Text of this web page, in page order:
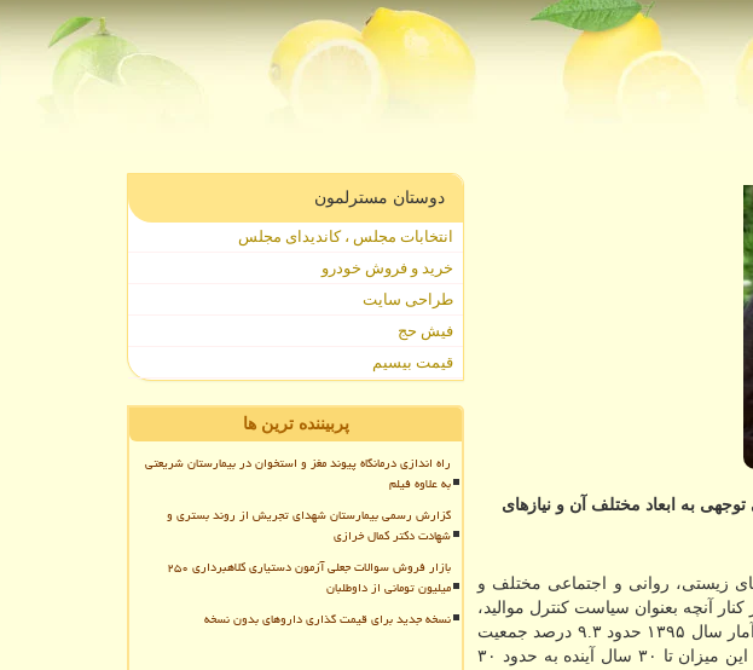
به ابعاد مختلف آن و نیازهای
زیستی، روانی و اجتماعی مختلف و
آنچه بعنوان سیاست كنترل موالید،
اجرایی شده منجر به افزایش جمعیت سالمندان در ایران و جهان گردیده است. وی ادامه داد: طبق آخرین آمار سال ۱۳۹۵ حدود ۹.۳ درصد جمعیت
كشور بالای ۶۰ سال سن دارند. یعنی ۷.۴ میلیون نفر سالمند در كشور وجود دارد و پیش بینی می شود كه این میزان تا ۳۰ سال آینده به حدود ۳۰
دوستان مسترلمون
انتخابات مجلس ، کاندیدای مجلس
خرید و فروش خودرو
طراحی سایت
فیش حج
قیمت بیسیم
پربیننده ترین ها
راه اندازی درمانگاه پیوند مغز و استخوان در بیمارستان شریعتی
به علاوه فیلم
گزارش رسمی بیمارستان شهدای تجریش از روند بستری و
شهادت دکتر کمال خرازی
بازار فروش سوالات جعلی آزمون دستیاری کلاهبرداری ۲۵۰
میلیون تومانی از داوطلبان
نسخه جدید برای قیمت گذاری داروهای بدون نسخه